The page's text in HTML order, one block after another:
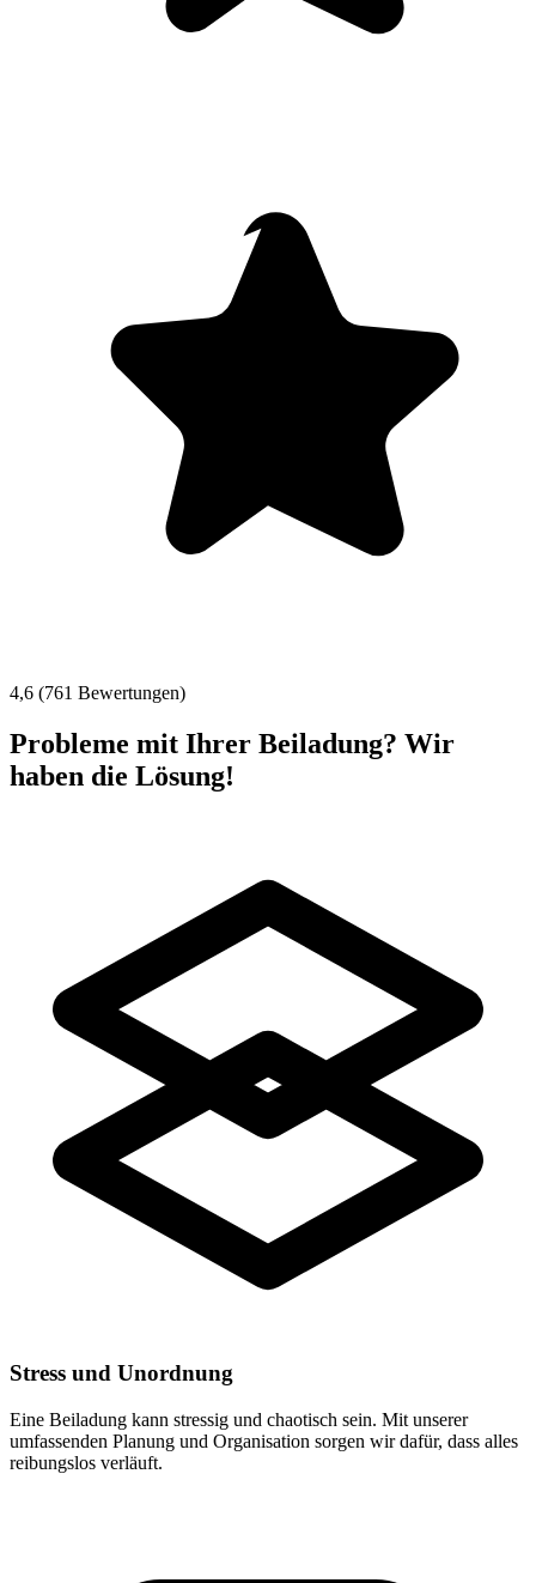
4,6 (761 Bewertungen)
Probleme mit Ihrer Beiladung? Wir
haben die Lösung!
Stress und Unordnung
Eine Beiladung kann stressig und chaotisch sein. Mit unserer
umfassenden Planung und Organisation sorgen wir dafür, dass alles
reibungslos verläuft.